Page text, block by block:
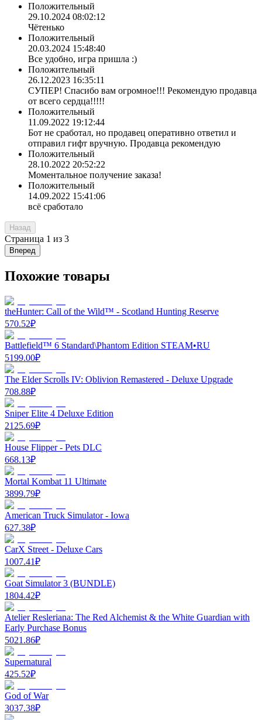
Положительный
29.10.2024 08:02:12
Чётенько
Положительный
20.03.2024 15:48:40
Все удобно, игра пришла :)
Положительный
26.12.2023 16:35:11
СУПЕР! Спасибо вам огромное!!! Рекомендую продавца
от всего сердца!!!!!
Положительный
11.09.2022 19:12:44
Бот не сработал, но продавец оперативно ответил и
отправил гифт вручную. Продавца рекомендую
Положительный
28.10.2022 20:52:22
Моментальное получение заказа!
Положительный
14.09.2022 15:41:06
всё сработало
Назад
Страница 1 из 3
Вперед
Похожие товары
theHunter: Call of the Wild™ - Scotland Hunting Reserve
570.52₽
Battlefield™ 6 Standard\Phantom Edition STEAM•RU
5199.00₽
The Elder Scrolls IV: Oblivion Remastered - Deluxe Upgrade
708.88₽
Sniper Elite 4 Deluxe Edition
2125.69₽
House Flipper - Pets DLC
668.13₽
Mortal Kombat 11 Ultimate
3899.79₽
American Truck Simulator - Iowa
627.38₽
CarX Street - Deluxe Cars
1007.41₽
Goat Simulator 3 (BUNDLE)
1804.42₽
Atelier Resleriana: The Red Alchemist & the White Guardian with
Early Purchase Bonus
5021.86₽
Supernatural
425.52₽
God of War
3037.38₽